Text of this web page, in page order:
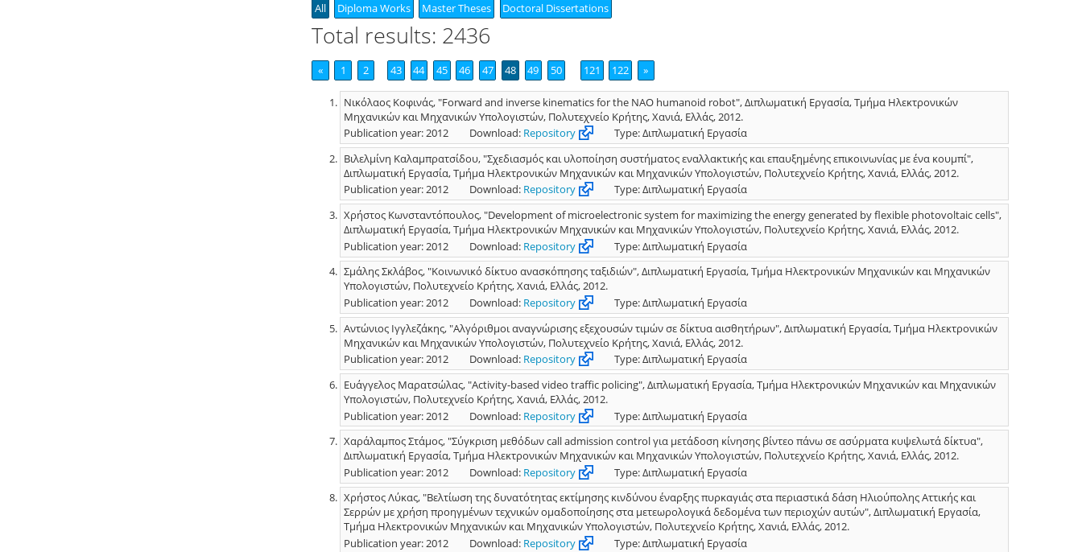
All
Diploma Works Master Theses Doctoral Dissertations
Total results: 2436
« 1 2 43 44 45 46 47 48 49 50 121 122 »
Νικόλαος Κοφινάς, "Forward and inverse kinematics for the NAO humanoid robot", Διπλωματική Εργασία, Τμήμα Ηλεκτρονικών
Μηχανικών και Μηχανικών Υπολογιστών, Πολυτεχνείο Κρήτης, Χανιά, Ελλάς, 2012.
Publication year: 2012
Download: Repository
Type: Διπλωματική Εργασία
Βιλελμίνη Καλαμπρατσίδου, "Σχεδιασμός και υλοποίηση συστήματος εναλλακτικής και επαυξημένης επικοινωνίας με ένα κουμπί",
Διπλωματική Εργασία, Τμήμα Ηλεκτρονικών Μηχανικών και Μηχανικών Υπολογιστών, Πολυτεχνείο Κρήτης, Χανιά, Ελλάς, 2012.
Publication year: 2012
Download: Repository
Type: Διπλωματική Εργασία
Χρήστος Κωνσταντόπουλος, "Development of microelectronic system for maximizing the energy generated by flexible photovoltaic cells",
Διπλωματική Εργασία, Τμήμα Ηλεκτρονικών Μηχανικών και Μηχανικών Υπολογιστών, Πολυτεχνείο Κρήτης, Χανιά, Ελλάς, 2012.
Publication year: 2012
Download: Repository
Type: Διπλωματική Εργασία
Σμάλης Σκλάβος, "Κοινωνικό δίκτυο ανασκόπησης ταξιδιών", Διπλωματική Εργασία, Τμήμα Ηλεκτρονικών Μηχανικών και Μηχανικών
Υπολογιστών, Πολυτεχνείο Κρήτης, Χανιά, Ελλάς, 2012.
Publication year: 2012
Download: Repository
Type: Διπλωματική Εργασία
Αντώνιος Ιγγλεζάκης, "Αλγόριθμοι αναγνώρισης εξεχουσών τιμών σε δίκτυα αισθητήρων", Διπλωματική Εργασία, Τμήμα Ηλεκτρονικών
Μηχανικών και Μηχανικών Υπολογιστών, Πολυτεχνείο Κρήτης, Χανιά, Ελλάς, 2012.
Publication year: 2012
Download: Repository
Type: Διπλωματική Εργασία
Ευάγγελος Μαρατσώλας, "Activity-based video traffic policing", Διπλωματική Εργασία, Τμήμα Ηλεκτρονικών Μηχανικών και Μηχανικών
Υπολογιστών, Πολυτεχνείο Κρήτης, Χανιά, Ελλάς, 2012.
Publication year: 2012
Download: Repository
Type: Διπλωματική Εργασία
Χαράλαμπος Στάμος, "Σύγκριση μεθόδων call admission control για μετάδοση κίνησης βίντεο πάνω σε ασύρματα κυψελωτά δίκτυα",
Διπλωματική Εργασία, Τμήμα Ηλεκτρονικών Μηχανικών και Μηχανικών Υπολογιστών, Πολυτεχνείο Κρήτης, Χανιά, Ελλάς, 2012.
Publication year: 2012
Download: Repository
Type: Διπλωματική Εργασία
Χρήστος Λύκας, "Βελτίωση της δυνατότητας εκτίμησης κινδύνου έναρξης πυρκαγιάς στα περιαστικά δάση Ηλιούπολης Αττικής και
Σερρών με χρήση προηγμένων τεχνικών ομαδοποίησης στα μετεωρολογικά δεδομένα των περιοχών αυτών", Διπλωματική Εργασία,
Τμήμα Ηλεκτρονικών Μηχανικών και Μηχανικών Υπολογιστών, Πολυτεχνείο Κρήτης, Χανιά, Ελλάς, 2012.
Publication year: 2012
Download: Repository
Type: Διπλωματική Εργασία